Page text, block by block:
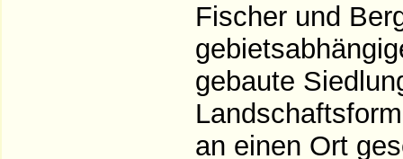
Fischer und
gebaute
an einen Ort